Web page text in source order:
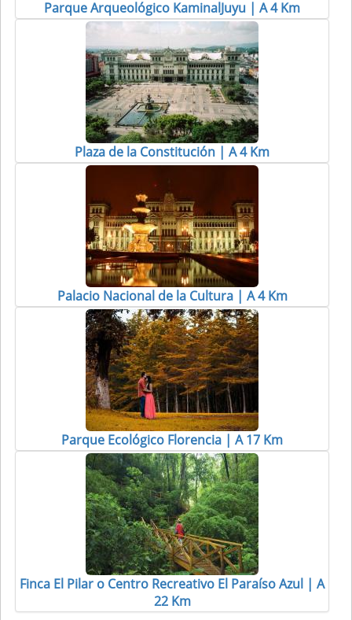
Parque Arqueológico KaminalJuyu | A 4 Km
Plaza de la Constitución | A 4 Km
Palacio Nacional de la Cultura | A 4 Km
Parque Ecológico Florencia | A 17 Km
Finca El Pilar o Centro Recreativo El Paraíso Azul | A
22 Km